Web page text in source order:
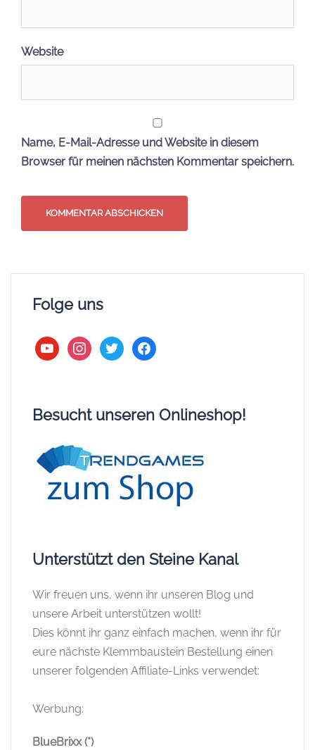
Website
Name, E-Mail-Adresse und Website in diesem
Browser für meinen nächsten Kommentar speichern.
Folge uns
youtubeinstagram
twitter facebook
Besucht unseren Onlineshop!
Unterstützt den Steine Kanal
Wir freuen uns, wenn ihr unseren Blog und
unsere Arbeit unterstützen wollt!
Dies könnt ihr ganz einfach machen, wenn ihr für
eure nächste Klemmbaustein Bestellung einen
unserer folgenden Affiliate-Links verwendet:
Werbung:
BlueBrixx (*)